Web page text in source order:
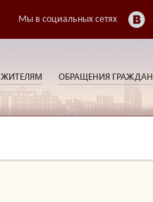
Мы в социальных сетях
ЖИТЕЛЯМ ОБРАЩЕНИЯ ГРАЖДАН